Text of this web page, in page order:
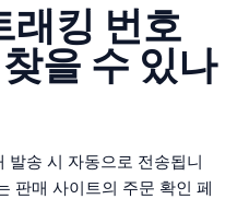
킹 번호
을 수 있나
송 시 자동으로 전송됩니
판매 사이트의 주문 확인 페